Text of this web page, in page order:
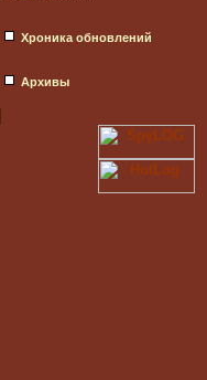
Хроника обновлений
Архивы